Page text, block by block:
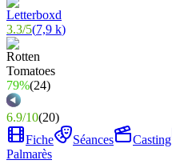
3.3/5(7,9 k)
79%(24)
6.9/10(20)
Fiche
Séances Casting
Palmarès